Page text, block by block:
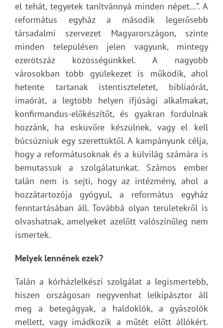
el tehát, tegyetek tanítvánnyá minden népet…”. A
református egyház a második legerősebb
társadalmi szervezet Magyarországon, szinte
minden településen jelen vagyunk, mintegy
ezerötszáz közösségünkkel. A nagyobb
városokban több gyülekezet is működik, ahol
hetente tartanak istentiszteletet, bibliaórát,
imaórát, a legtöbb helyen ifjúsági alkalmakat,
konfirmandus-előkészítőt, és gyakran fordulnak
hozzánk, ha esküvőre készülnek, vagy el kell
búcsúzniuk egy szerettüktől. A kampányunk célja,
hogy a reformátusoknak és a külvilág számára is
bemutassuk a szolgálatunkat. Számos ember
talán nem is sejti, hogy az intézmény, ahol a
hozzátartozója gyógyul, a református egyház
fenntartásában áll. Továbbá olyan területekről is
olvashatnak, amelyeket azelőtt valószínűleg nem
ismertek.
Melyek lennének ezek?
Talán a kórházlelkészi szolgálat a legismertebb,
hiszen országosan negyvenhat lelkipásztor áll
meg a betegágyak, a haldoklók, a gyászolók
mellett, vagy imádkozik a műtét előtt állókért.